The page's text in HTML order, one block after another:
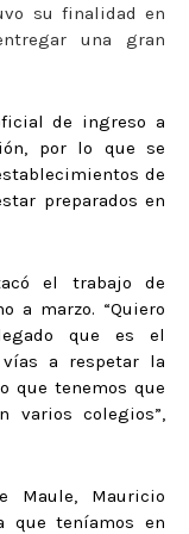
su finalidad en
una gran
de ingreso a
por lo que se
de
preparados en
el trabajo de
a marzo. “Quiero
que es el
a respetar la
que tenemos que
varios colegios”,
Maule, Mauricio
que teníamos en